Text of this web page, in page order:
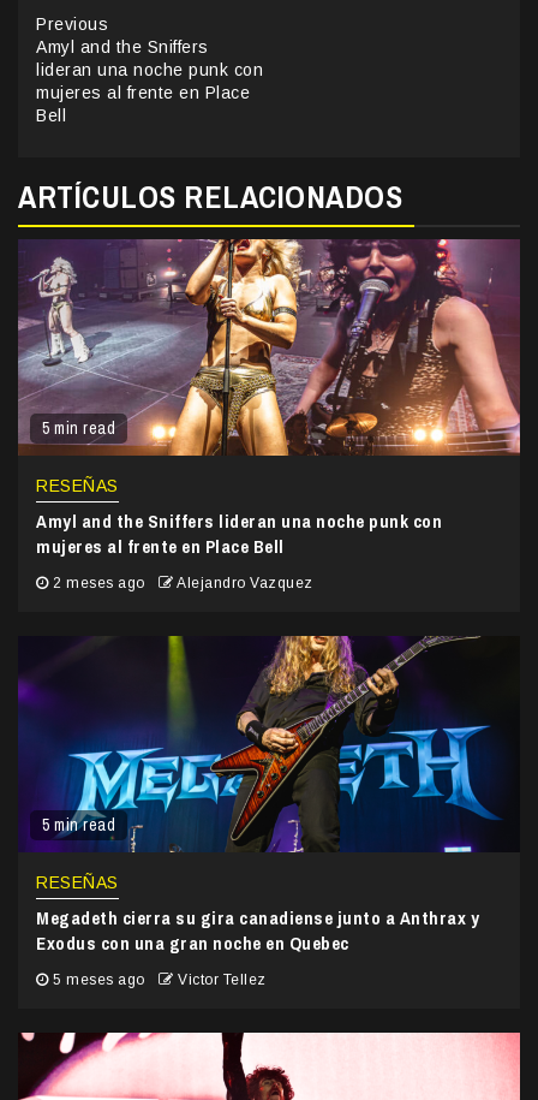
Continue
Reading
Previous
Amyl and the Sniffers
lideran una noche punk con
mujeres al frente en Place
Bell
ARTÍCULOS RELACIONADOS
5 min read
RESEÑAS
Amyl and the Sniffers lideran una noche punk con
mujeres al frente en Place Bell
2 meses ago Alejandro Vazquez
5 min read
RESEÑAS
Megadeth cierra su gira canadiense junto a Anthrax y
Exodus con una gran noche en Quebec
5 meses ago Victor Tellez